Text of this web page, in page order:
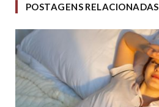
POSTAGENS RELACIONADAS